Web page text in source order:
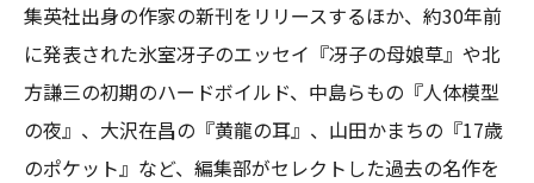
集英社出身の作家の新刊をリリースするほか、約30年前
に発表された氷室冴子のエッセイ『冴子の母娘草』や北
方謙三の初期のハードボイルド、中島らもの『人体模型
の夜』、大沢在昌の『黄龍の耳』、山田かまちの『17歳
のポケット』など、編集部がセレクトした過去の名作を